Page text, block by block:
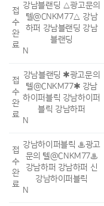
접
수
완
료
강남블랜딩 △광고문의
텔@CNKM77△ 강남
하퍼 강남블랜딩 강남
블랜딩
N
접
수
완
료
강남블랜딩 ✱광고문의
텔@CNKM77✱ 강남
하이퍼블릭 강남하이퍼
블릭 강남하퍼
N
접
수
완
료
강남하이퍼블릭 ♨광고
문의 텔@CNKM77♨
강남하퍼 강남하퍼 신
강남하이퍼블릭
N